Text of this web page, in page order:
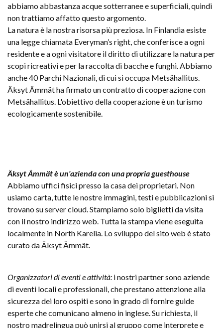
abbiamo abbastanza acque sotterranee e superficiali, quindi
non trattiamo affatto questo argomento.
La natura è la nostra risorsa più preziosa. In Finlandia esiste
una legge chiamata Everyman’s right, che conferisce a ogni
residente e a ogni visitatore il diritto di utilizzare la natura per
scopi ricreativi e per la raccolta di bacche e funghi. Abbiamo
anche 40 Parchi Nazionali, di cui si occupa Metsähallitus.
Äksyt Ämmät ha firmato un contratto di cooperazione con
Metsähallitus. L'obiettivo della cooperazione è un turismo
ecologicamente sostenibile.
Äksyt Ämmät è un'azienda con una propria guesthouse
Abbiamo uffici fisici presso la casa dei proprietari. Non
usiamo carta, tutte le nostre immagini, testi e pubblicazioni si
trovano su server cloud. Stampiamo solo biglietti da visita
con il nostro indirizzo web. Tutta la stampa viene eseguita
localmente in North Karelia. Lo sviluppo del sito web è stato
curato da Äksyt Ämmät.
Organizzatori di eventi e attività: i nostri partner sono aziende
di eventi locali e professionali, che prestano attenzione alla
sicurezza dei loro ospiti e sono in grado di fornire guide
esperte che comunicano almeno in inglese. Su richiesta, il
nostro madrelingua può unirsi al gruppo come interprete e